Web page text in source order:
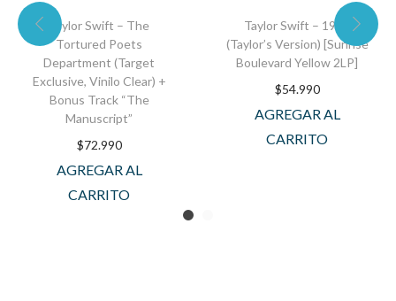
Taylor Swift – The
Tortured Poets
Department (Target
Exclusive, Vinilo Clear) +
Bonus Track “The
Manuscript”
$72.990
AGREGAR AL
CARRITO
Taylor Swift – 1989
(Taylor’s Version) [Sunrise
Boulevard Yellow 2LP]
$54.990
AGREGAR AL
CARRITO